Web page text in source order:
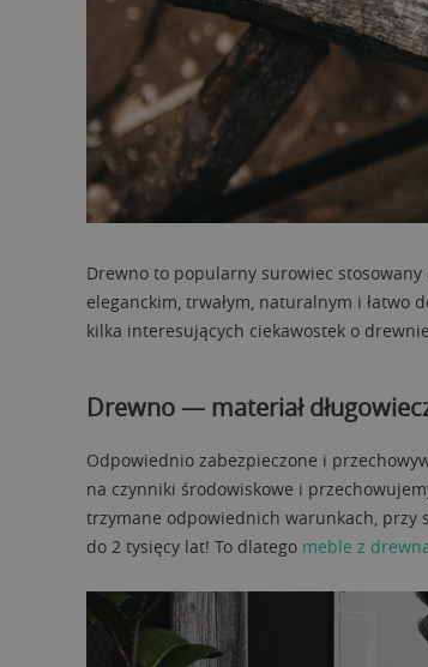
Drewno to popularny surowiec
eleganckim, trwałym, naturalnym i łatwo
kilka interesujących ciekawostek o drewnie.
Drewno — materiał
Odpowiednio zabezpieczone i
na czynniki środowiskowe i
trzymane odpowiednich warunkach, przy
do 2 tysięcy lat! To dlatego meble z